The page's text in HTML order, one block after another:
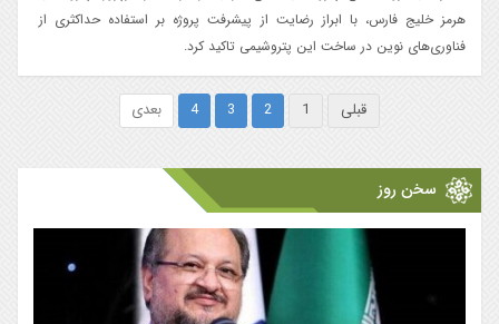
هرمز خلیج فارس، با ابراز رضایت از پیشرفت پروژه بر استفاده حداکثری از
فناوری‌های نوین در ساخت این پتروشیمی تاکید کرد.
قبلی 1
2
3
4 بعدی
سخن روز